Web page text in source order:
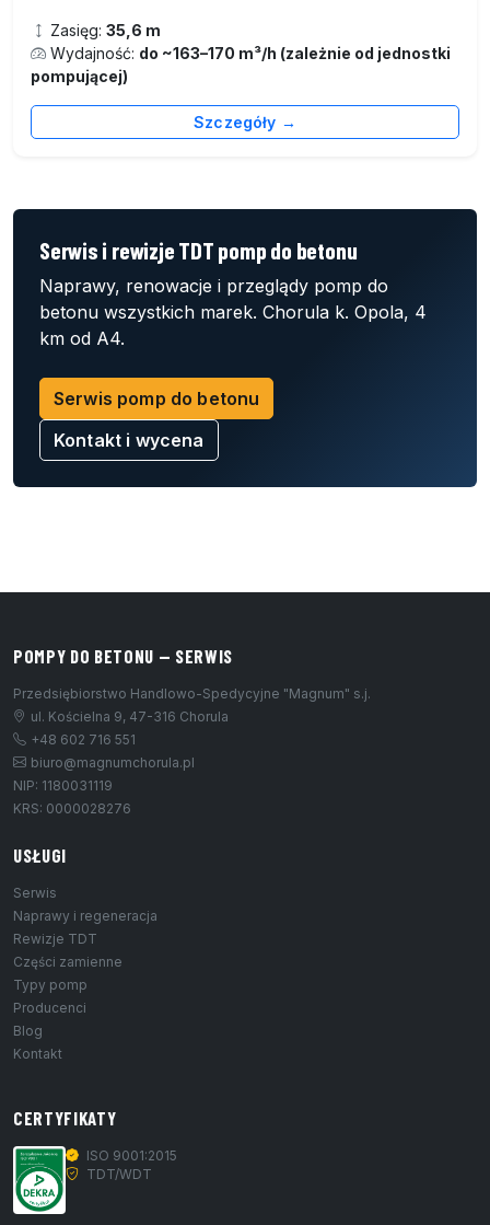
Zasięg: 35,6 m
Wydajność: do ~163–170 m³/h (zależnie od jednostki
pompującej)
Szczegóły →
Serwis i rewizje TDT pomp do betonu
Naprawy, renowacje i przeglądy pomp do
betonu wszystkich marek. Chorula k. Opola, 4
km od A4.
Serwis pomp do betonu
Kontakt i wycena
POMPY DO BETONU — SERWIS
Przedsiębiorstwo Handlowo-Spedycyjne "Magnum" s.j.
ul. Kościelna 9, 47-316 Chorula
+48 602 716 551
biuro@magnumchorula.pl
NIP: 1180031119
KRS: 0000028276
USŁUGI
Serwis
Naprawy i regeneracja
Rewizje TDT
Części zamienne
Typy pomp
Producenci
Blog
Kontakt
CERTYFIKATY
ISO 9001:2015
TDT/WDT